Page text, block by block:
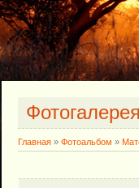
Главная » Фотоальбом »